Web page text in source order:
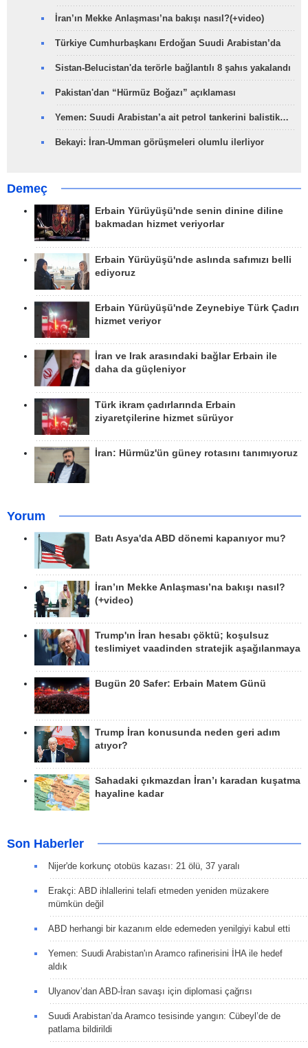
İran’ın Mekke Anlaşması’na bakışı nasıl?(+video)
Türkiye Cumhurbaşkanı Erdoğan Suudi Arabistan’da
Sistan-Belucistan'da terörle bağlantılı 8 şahıs yakalandı
Pakistan'dan “Hürmüz Boğazı” açıklaması
Yemen: Suudi Arabistan’a ait petrol tankerini balistik…
Bekayi: İran-Umman görüşmeleri olumlu ilerliyor
Demeç
Erbain Yürüyüşü'nde senin dinine diline
bakmadan hizmet veriyorlar
Erbain Yürüyüşü'nde aslında safımızı belli
ediyoruz
Erbain Yürüyüşü'nde Zeynebiye Türk Çadırı
hizmet veriyor
İran ve Irak arasındaki bağlar Erbain ile
daha da güçleniyor
Türk ikram çadırlarında Erbain
ziyaretçilerine hizmet sürüyor
İran: Hürmüz'ün güney rotasını tanımıyoruz
Yorum
Batı Asya'da ABD dönemi kapanıyor mu?
İran’ın Mekke Anlaşması’na bakışı nasıl?
(+video)
Trump'ın İran hesabı çöktü; koşulsuz
teslimiyet vaadinden stratejik aşağılanmaya
Bugün 20 Safer: Erbain Matem Günü
Trump İran konusunda neden geri adım
atıyor?
Sahadaki çıkmazdan İran’ı karadan kuşatma
hayaline kadar
Son Haberler
Nijer'de korkunç otobüs kazası: 21 ölü, 37 yaralı
Erakçi: ABD ihlallerini telafi etmeden yeniden müzakere
mümkün değil
ABD herhangi bir kazanım elde edemeden yenilgiyi kabul etti
Yemen: Suudi Arabistan'ın Aramco rafinerisini İHA ile hedef
aldık
Ulyanov’dan ABD-İran savaşı için diplomasi çağrısı
Suudi Arabistan’da Aramco tesisinde yangın: Cübeyl’de de
patlama bildirildi